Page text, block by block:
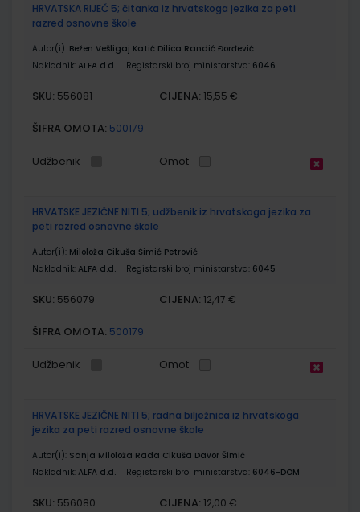
proizvodi
HRVATSKA RIJEČ 5; čitanka iz hrvatskoga jezika za peti
razred osnovne škole
Autor(i): Bežen Vešligaj Katić Dilica Randić Đorđević
Nakladnik: ALFA d.d. Registarski broj ministarstva: 6046
SKU: 556081 CIJENA: 15,55 €
ŠIFRA OMOTA: 500179
Udžbenik Omot
HRVATSKE JEZIČNE NITI 5; udžbenik iz hrvatskoga jezika za
peti razred osnovne škole
Autor(i): Miloloža Cikuša Šimić Petrović
Nakladnik: ALFA d.d. Registarski broj ministarstva: 6045
SKU: 556079 CIJENA: 12,47 €
ŠIFRA OMOTA: 500179
Udžbenik Omot
HRVATSKE JEZIČNE NITI 5; radna bilježnica iz hrvatskoga
jezika za peti razred osnovne škole
Autor(i): Sanja Miloloža Rada Cikuša Davor Šimić
Nakladnik: ALFA d.d. Registarski broj ministarstva: 6046-DOM
SKU: 556080 CIJENA: 12,00 €